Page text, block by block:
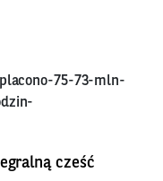
75-73-mln-
cześć